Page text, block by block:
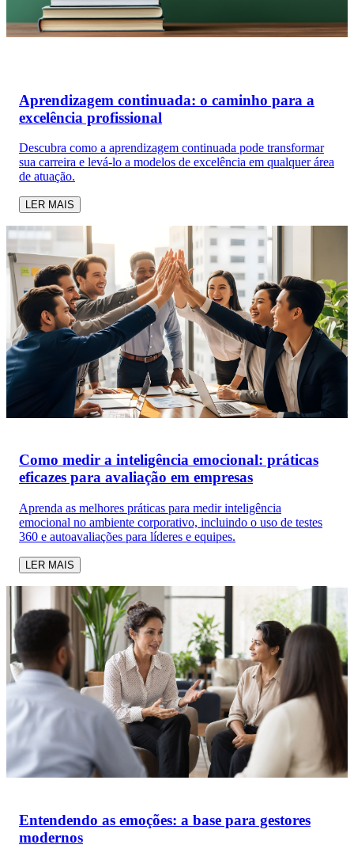
Aprendizagem continuada: o caminho para a
excelência profissional
Descubra como a aprendizagem continuada pode transformar
sua carreira e levá-lo a modelos de excelência em qualquer área
de atuação.
LER MAIS
Como medir a inteligência emocional: práticas
eficazes para avaliação em empresas
Aprenda as melhores práticas para medir inteligência
emocional no ambiente corporativo, incluindo o uso de testes
360 e autoavaliações para líderes e equipes.
LER MAIS
Entendendo as emoções: a base para gestores
modernos